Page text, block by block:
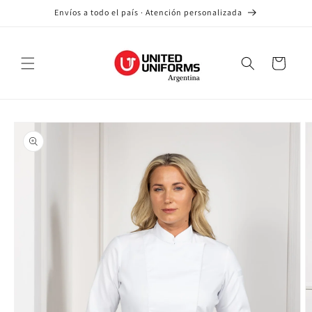
saltar alEnvíos a todo el país · Atención personalizada
Carro
del
producto